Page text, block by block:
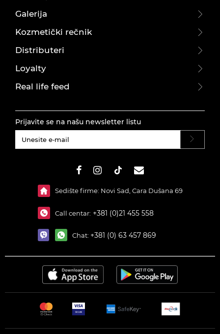
Galerija
Kozmetički rečnik
Distributeri
Loyalty
Real life feed
Prijavite se na našu newsletter listu
Sedište firme: Novi Sad, Cara Dušana 69
Call centar: +381 (0)21 455 558
Chat: +381 (0) 63 457 869